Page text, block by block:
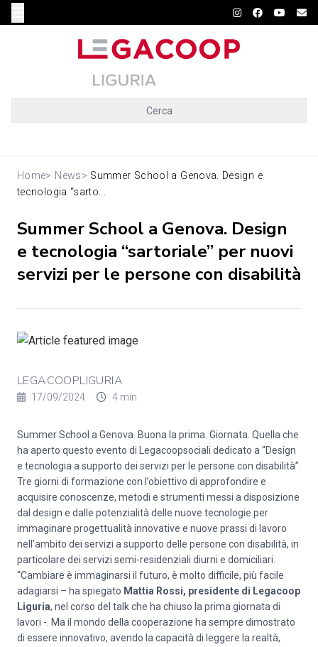
Cerca
Home> News> Summer School a Genova. Design e
tecnologia “sarto...
Summer School a Genova. Design
e tecnologia “sartoriale” per nuovi
servizi per le persone con disabilità
LEGACOOPLIGURIA
17/09/2024 4 min
Summer School a Genova. Buona la prima. Giornata. Quella che
ha aperto questo evento di Legacoopsociali dedicato a “Design
e tecnologia a supporto dei servizi per le persone con disabilità”.
Tre giorni di formazione con l’obiettivo di approfondire e
acquisire conoscenze, metodi e strumenti messi a disposizione
dal design e dalle potenzialità delle nuove tecnologie per
immaginare progettualità innovative e nuove prassi di lavoro
nell’ambito dei servizi a supporto delle persone con disabilità, in
particolare dei servizi semi-residenziali diurni e domiciliari.
“Cambiare è immaginarsi il futuro, è molto difficile, più facile
adagiarsi – ha spiegato Mattia Rossi, presidente di Legacoop
Liguria, nel corso del talk che ha chiuso la prima giornata di
lavori -. Ma il mondo della cooperazione ha sempre dimostrato
di essere innovativo, avendo la capacità di leggere la realtà,